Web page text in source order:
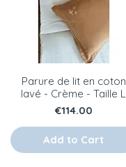
Parure de lit en coton
lavé - Crème - Taille L
Price
€114.00
Add to Cart